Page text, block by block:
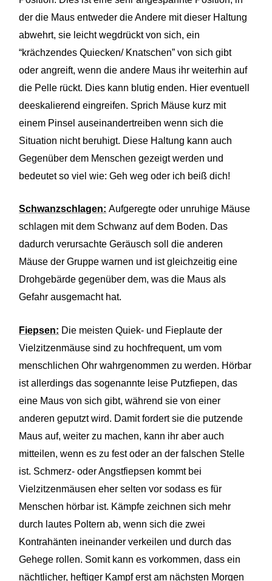
der die Maus entweder die Andere mit dieser Haltung
abwehrt, sie leicht wegdrückt von sich, ein
“krächzendes Quiecken/ Knatschen” von sich gibt
oder angreift, wenn die andere Maus ihr weiterhin auf
die Pelle rückt. Dies kann blutig enden. Hier eventuell
deeskalierend eingreifen. Sprich Mäuse kurz mit
einem Pinsel auseinandertreiben wenn sich die
Situation nicht beruhigt. Diese Haltung kann auch
Gegenüber dem Menschen gezeigt werden und
bedeutet so viel wie: Geh weg oder ich beiß dich!
Schwanzschlagen: Aufgeregte oder unruhige Mäuse
schlagen mit dem Schwanz auf dem Boden. Das
dadurch verursachte Geräusch soll die anderen
Mäuse der Gruppe warnen und ist gleichzeitig eine
Drohgebärde gegenüber dem, was die Maus als
Gefahr ausgemacht hat.
Fiepsen: Die meisten Quiek- und Fieplaute der
Vielzitzenmäuse sind zu hochfrequent, um vom
menschlichen Ohr wahrgenommen zu werden. Hörbar
ist allerdings das sogenannte leise Putzfiepen, das
eine Maus von sich gibt, während sie von einer
anderen geputzt wird. Damit fordert sie die putzende
Maus auf, weiter zu machen, kann ihr aber auch
mitteilen, wenn es zu fest oder an der falschen Stelle
ist. Schmerz- oder Angstfiepsen kommt bei
Vielzitzenmäusen eher selten vor sodass es für
Menschen hörbar ist. Kämpfe zeichnen sich mehr
durch lautes Poltern ab, wenn sich die zwei
Kontrahänten ineinander verkeilen und durch das
Gehege rollen. Somit kann es vorkommen, dass ein
nächtlicher, heftiger Kampf erst am nächsten Morgen